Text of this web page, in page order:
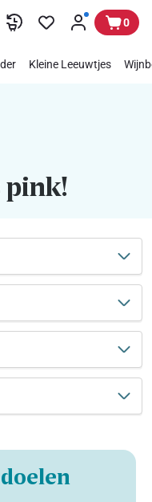
0
Kleine Leeuwtjes
pink!